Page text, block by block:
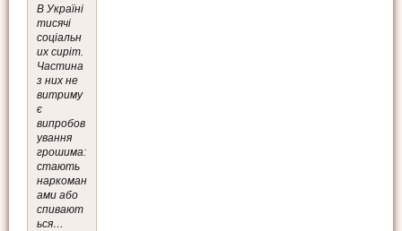
В Україні
тисячі
соціальн
их сиріт.
Частина
з них не
витриму
є
випробов
ування
грошима:
стають
наркоман
ами або
спивают
ься…